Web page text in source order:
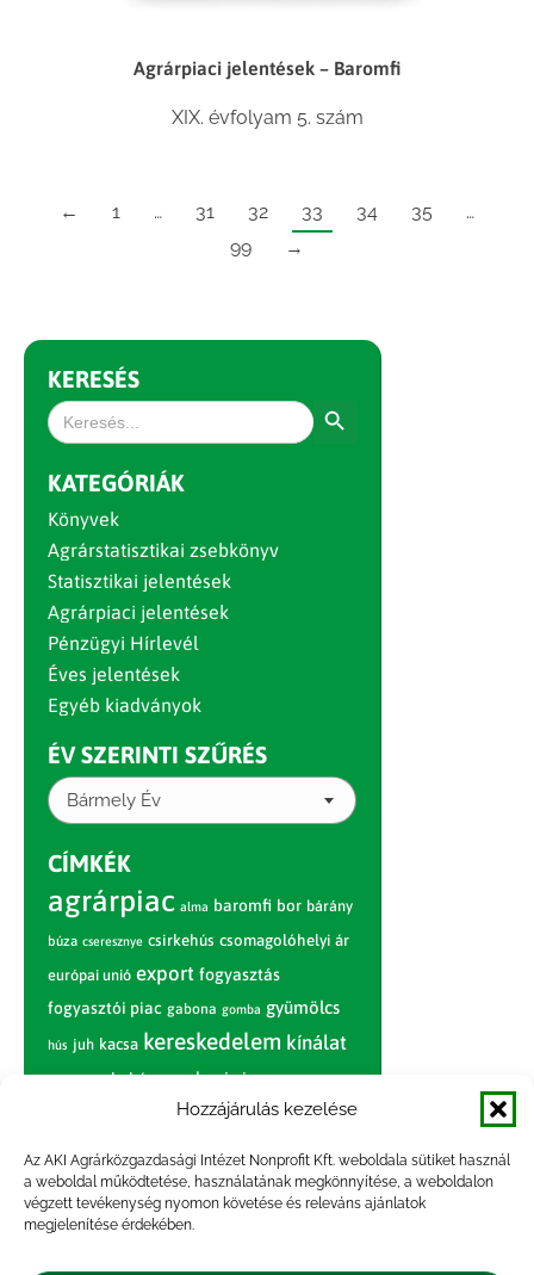
Hozzájárulás kezelése
Az AKI Agrárközgazdasági Intézet Nonprofit Kft. weboldala sütiket használ
a weboldal működtetése, használatának megkönnyítése, a weboldalon
végzett tevékenység nyomon követése és releváns ajánlatok
megjelenítése érdekében.
Agrárpiaci jelentések – Baromfi
XIX. évfolyam 5. szám
← 1 … 31 32 33 34 35
…
99
→
KERESÉS
Search
for:
KATEGÓRIÁK
Könyvek
Agrárstatisztikai zsebkönyv
Statisztikai jelentések
Agrárpiaci jelentések
Pénzügyi Hírlevél
Éves jelentések
Egyéb kiadványok
ÉV SZERINTI SZŰRÉS
Bármely Év
CÍMKÉK
agrárpiac alma baromfi bor bárány
búza cseresznye csirkehús csomagolóhelyi ár
európai unió export fogyasztás
fogyasztói piac gabona gomba gyümölcs
hús juh kacsa kereskedelem kínálat
körte marhahús nagybani piac narancs
nemzetközi árinformációk
paradicsom piac piaci jelentés
pulyka pulykahús sertés sertéshús
szarvasmarha termelés
termelői